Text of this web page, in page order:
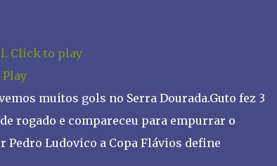
muitos gols no Serra Dourada.Guto fez 3
rogado e compareceu para empurrar o
Pedro Ludovico a Copa Flávios define